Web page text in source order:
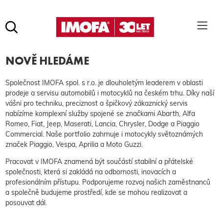
Pro vyhledávání zadejte alespoň 3 znaky.
NOVĚ HLEDÁME
Společnost IMOFA spol. s r.o. je dlouholetým leaderem v oblasti
prodeje a servisu automobilů i motocyklů na českém trhu. Díky naší
vášni pro techniku, preciznost a špičkový zákaznický servis
nabízíme komplexní služby spojené se značkami Abarth, Alfa
Romeo, Fiat, Jeep, Maserati, Lancia, Chrysler, Dodge a Piaggio
Commercial. Naše portfolio zahrnuje i motocykly světoznámých
značek Piaggio, Vespa, Aprilia a Moto Guzzi.
Pracovat v IMOFA znamená být součástí stabilní a přátelské
společnosti, která si zakládá na odbornosti, inovacích a
profesionálním přístupu. Podporujeme rozvoj našich zaměstnanců
a společně budujeme prostředí, kde se mohou realizovat a
posouvat dál.